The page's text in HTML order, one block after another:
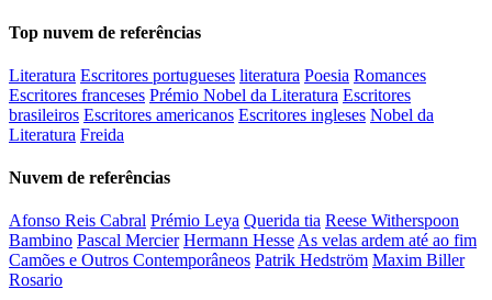
Top nuvem de referências
Literatura Escritores portugueses literatura Poesia Romances
Escritores franceses Prémio Nobel da Literatura Escritores
brasileiros Escritores americanos Escritores ingleses Nobel da
Literatura Freida
Nuvem de referências
Afonso Reis Cabral Prémio Leya Querida tia Reese Witherspoon
Bambino Pascal Mercier Hermann HesseAs velas ardem até ao fim
Camões e Outros Contemporâneos Patrik Hedström Maxim Biller
Rosario